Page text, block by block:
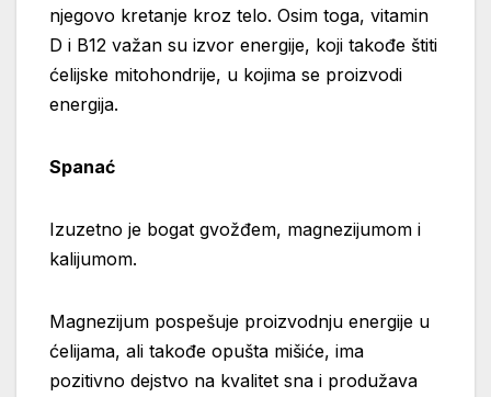
njegovo kretanje kroz telo. Osim toga, vitamin
D i B12 važan su izvor energije, koji takođe štiti
ćelijske mitohondrije, u kojima se proizvodi
energija.
Spanać
Izuzetno je bogat gvožđem, magnezijumom i
kalijumom.
Magnezijum pospešuje proizvodnju energije u
ćelijama, ali takođe opušta mišiće, ima
pozitivno dejstvo na kvalitet sna i produžava